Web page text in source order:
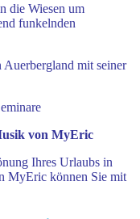
die Wiesen um
funkelnden
Auerbergland mit seiner
von MyEric
Ihres Urlaubs in
MyEric können Sie mit